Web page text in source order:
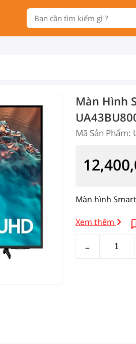
Màn Hình
Mã Sản Phẩm:
Màn hình
Xem thêm
–